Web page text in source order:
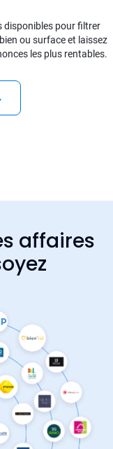
disponibles pour filtrer
ou surface et laissez
les plus rentables.
affaires